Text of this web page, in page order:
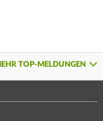
TOP-MELDUNGEN